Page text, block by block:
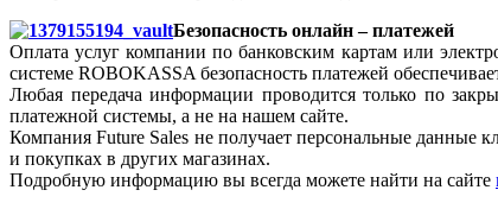
Безопасность онлайн – платежей
Оплата услуг компании по банковским картам или
системе ROBOKASSA безопасность платежей
Любая передача информации проводится только по
платежной системы, а не на нашем сайте.
Компания Future Sales не получает персональные данные
и покупках в других магазинах.
Подробную информацию вы всегда можете найти на сайте